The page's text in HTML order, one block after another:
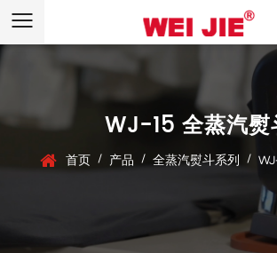
WJ-15 全蒸汽熨
首页 / 产品 / 全蒸汽熨斗系列 /